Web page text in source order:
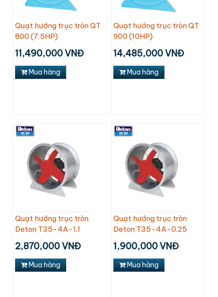
Quạt hướng trục tròn QT
800 (7.5HP)
11,490,000 VNĐ
Mua hàng
Quạt hướng trục tròn QT
900 (10HP)
14,485,000 VNĐ
Mua hàng
Quạt hướng trục tròn
Deton T35-4A-1.1
2,870,000 VNĐ
Mua hàng
Quạt hướng trục tròn
Deton T35-4A-0.25
1,900,000 VNĐ
Mua hàng